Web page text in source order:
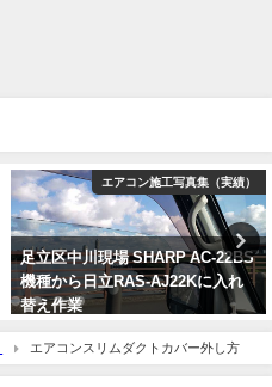
エアコン施工写真集（実績）
足立区中川現場 SHARP AC-22BS
機種から日立RAS-AJ22Kに入れ
替え作業
エアコンスリムダクトカバー外し方